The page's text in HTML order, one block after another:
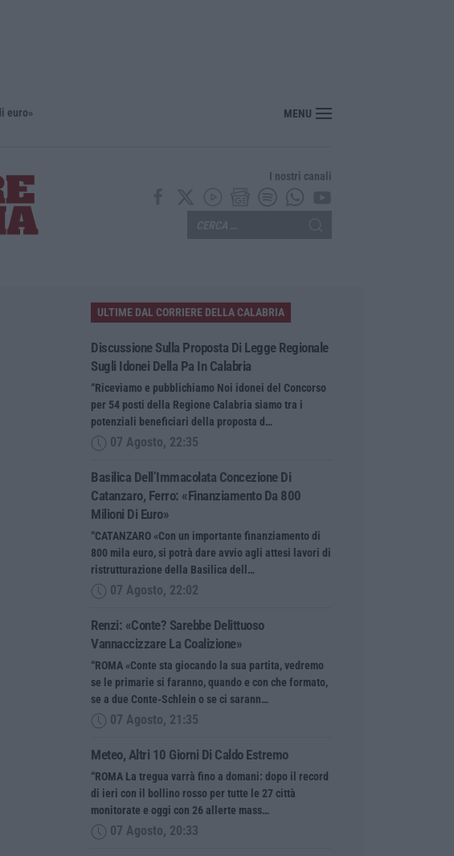
Renzi: «Conte? Sarebbe delittuoso vannaccizzare la coalizione»
MENU
I nostri canali
ULTIME DAL CORRIERE DELLA CALABRIA
Discussione Sulla Proposta Di Legge Regionale
Sugli Idonei Della Pa In Calabria
“Riceviamo e pubblichiamo Noi idonei del Concorso
per 54 posti della Regione Calabria siamo tra i
potenziali beneficiari della proposta d…
07 Agosto, 22:35
Basilica Dell’Immacolata Concezione Di
Catanzaro, Ferro: «finanziamento Da 800
Milioni Di Euro»
“CATANZARO «Con un importante finanziamento di
800 mila euro, si potrà dare avvio agli attesi lavori di
ristrutturazione della Basilica dell…
07 Agosto, 22:02
Renzi: «Conte? Sarebbe Delittuoso
Vannaccizzare La Coalizione»
“ROMA «Conte sta giocando la sua partita, vedremo
se le primarie si faranno, quando e con che formato,
se a due Conte-Schlein o se ci sarann…
07 Agosto, 21:35
Meteo, Altri 10 Giorni Di Caldo Estremo
“ROMA La tregua varrà fino a domani: dopo il record
di ieri con il bollino rosso per tutte le 27 città
monitorate e oggi con 26 allerte mass…
07 Agosto, 20:33